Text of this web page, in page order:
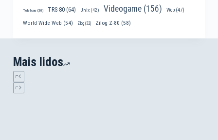
Telefone (30) TRS-80(64) Unix(42) Videogame(156) Web(47)
World Wide Web (54) Zilog(32) Zilog Z-80 (58)
Mais lidos